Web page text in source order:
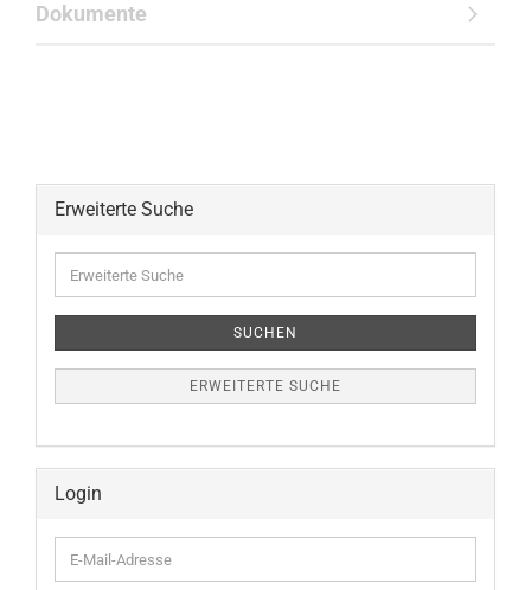
Dokumente
Erweiterte Suche
Suche
SUCHEN
ERWEITERTE SUCHE
Login
E-
Mail-